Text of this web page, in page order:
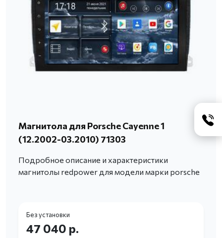
Магнитола для Porsche Cayenne 1
(12.2002-03.2010) 71303
Подробное описание и характеристики
магнитолы redpower для модели марки porsche
Без установки
47 040 р.